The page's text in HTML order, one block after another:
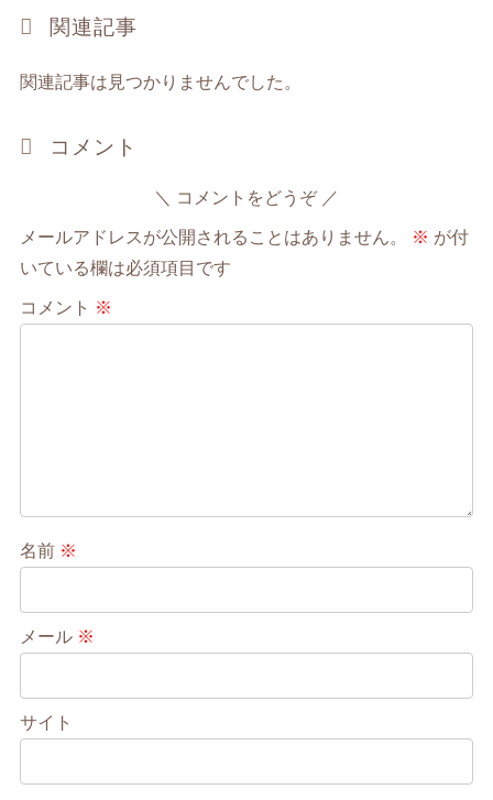
関連記事
関連記事は見つかりませんでした。
コメント
コメントをどうぞ
メールアドレスが公開されることはありません。 ※ が付
いている欄は必須項目です
コメント ※
名前 ※
メール ※
サイト